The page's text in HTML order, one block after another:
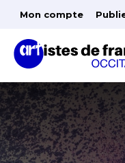
Mon compte